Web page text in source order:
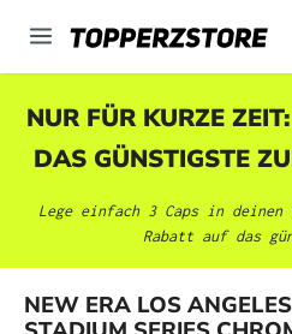
springen
NUR FÜR KURZE
DAS GÜNSTIGSTE
Lege einfach 3 Caps in deinen
Rabatt auf das
NEW ERA LOS
Bildergalerie überspringen